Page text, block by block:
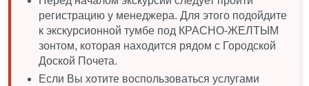
регистрацию у менеджера. Для этого подойдите
к экскурсионной тумбе под КРАСНО-ЖЕЛТЫМ
зонтом, которая находится рядом с Городской
Доской Почета.
Если Вы хотите воспользоваться услугами